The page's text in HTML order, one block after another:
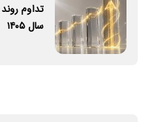
تداوم
سال ۱۴۰۵